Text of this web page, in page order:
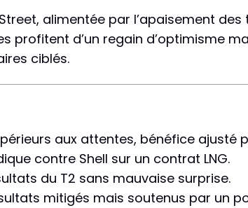
alimentée par l’apaisement
profitent d’un regain d’optimisme
ciblés.
aux attentes, bénéfice ajusté
contre Shell sur un contrat LNG.
du T2 sans mauvaise surprise.
mitigés mais soutenus par un